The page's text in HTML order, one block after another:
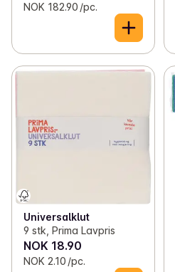
NOK 182.90 /pc.
Universalklut
9 stk, Prima Lavpris
NOK 18.90
NOK 2.10 /pc.